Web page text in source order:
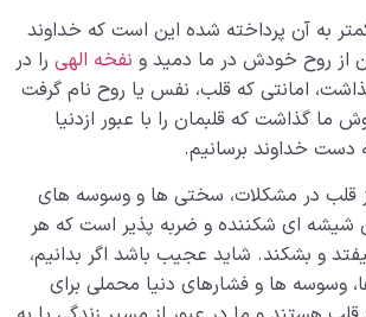
می تواند ما را به نسخه بهتری از
پیامبر مخصوص افراد خاصی است یا
این مقام برسند؟
و چه ارتباطی میان تحول ذاتی و
دارد؟
ریزی به اهداف متعالی و زندگی
برسیم؟
به آن پرداخته شده این است که خداوند
از روح خودش در ما دمید و نفخه الهی را در
امانتی که قلب، نفس یا روح نام گرفت
ما گذاشت که قلبمان را با عبور ازدنیا
دست خداوند برسانیم.
قلب در مشکلات، سختی ها و وسوسه های
شیشه ای شکننده و ضربه پذیر است که هر
و بشکند. شاید عجیب باشد اگر بدانیم،
وسوسه ها و فشارهای دنیا محملی برای